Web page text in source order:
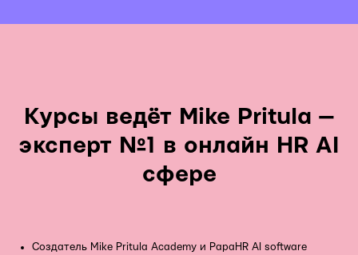
Курсы ведёт Mike Pritula —
эксперт №1 в онлайн HR AI
сфере
Создатель Mike Pritula Academy и PapaHR AI software